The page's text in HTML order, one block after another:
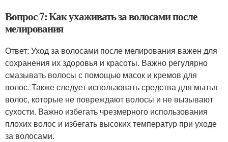
Вопрос 7: Как ухаживать за волосами после
мелирования
Ответ: Уход за волосами после мелирования важен для
сохранения их здоровья и красоты. Важно регулярно
смазывать волосы с помощью масок и кремов для
волос. Также следует использовать средства для мытья
волос, которые не повреждают волосы и не вызывают
сухости. Важно избегать чрезмерного использования
плохих волос и избегать высоких температур при уходе
за волосами.